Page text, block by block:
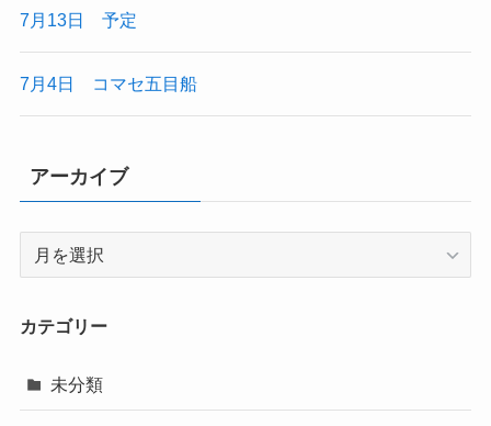
7月13日 予定
7月4日 コマセ五目船
アーカイブ
イ
カテゴリー
未分類